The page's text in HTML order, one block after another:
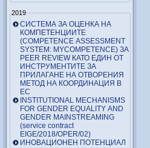
2019
СИСТЕМА ЗА ОЦЕНКА НА
КОМПЕТЕНЦИИТЕ
(COMPETENCE ASSESSMENT
SYSTEM: MYCOMPETENCE) ЗА
PEER REVIEW КАТО ЕДИН ОТ
ИНСТРУМЕНТИТЕ ЗА
ПРИЛАГАНЕ НА ОТВОРЕНИЯ
МЕТОД НА КООРДИНАЦИЯ В
ЕС
INSTITUTIONAL MECHANISMS
FOR GENDER EQUALITY AND
GENDER MAINSTREAMING
(service contract
EIGE/2018/OPER/02)
ИНОВАЦИОНЕН ПОТЕНЦИАЛ